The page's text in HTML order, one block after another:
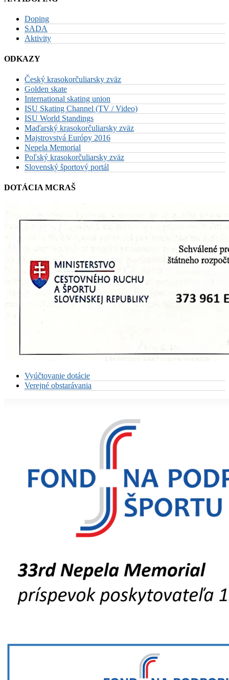
Doping
SADA
Aktivity
ODKAZY
Český krasokorčuliarsky zväz
Golden skate
International skating union
ISU Skating Channel (TV / Video)
ISU World Standings
Maďarský krasokorčuliarsky zväz
Majstrovstvá Európy 2016
Nepela Memorial
Poľský krasokorčuliarsky zväz
Slovenský športový portál
DOTÁCIA MCRAŠ
Vyúčtovanie dotácie
Verejné obstarávania